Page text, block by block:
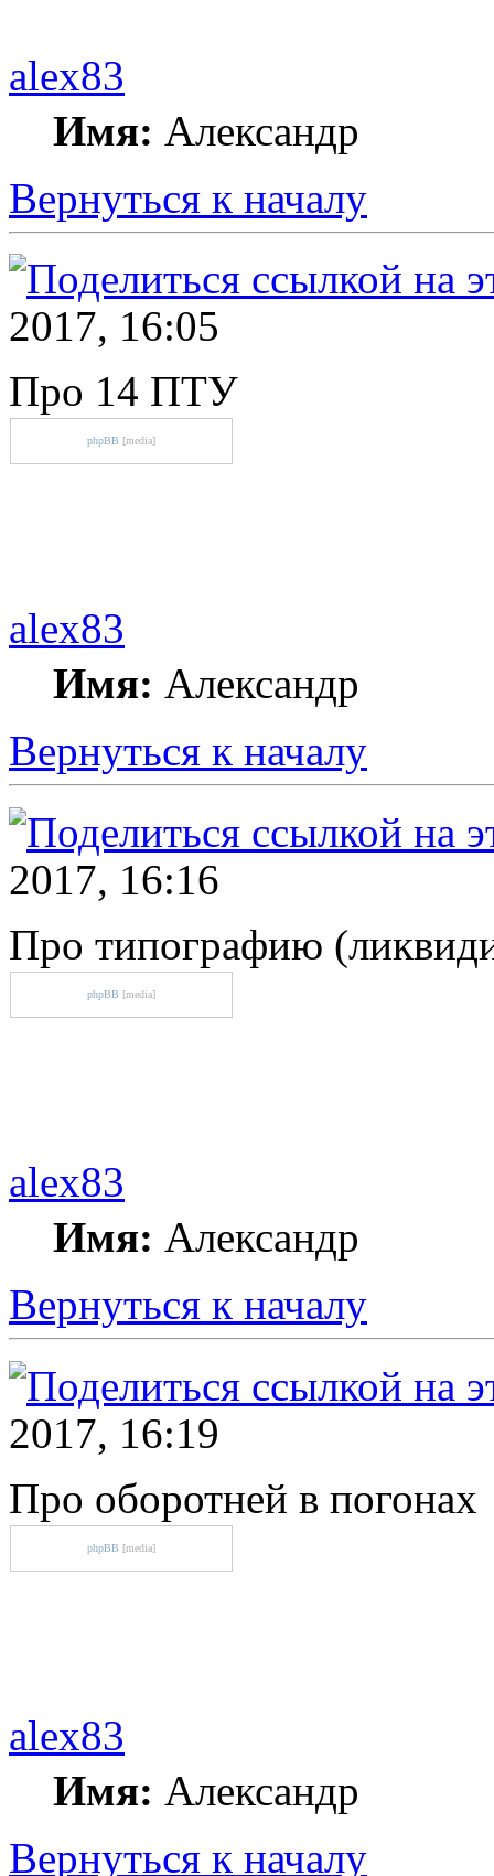
alex83
Имя: Александр
Вернуться к началу
2017, 16:05
Про 14 ПТУ
phpBB [media]
alex83
Имя: Александр
Вернуться к началу
2017, 16:16
Про типографию
phpBB [media]
alex83
Имя: Александр
Вернуться к началу
2017, 16:19
Про оборотней в погонах
phpBB [media]
alex83
Имя: Александр
Вернуться к началу